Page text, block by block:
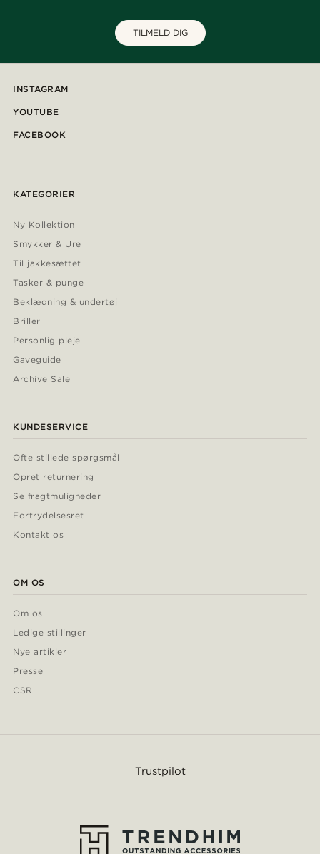
TILMELD DIG
INSTAGRAM
YOUTUBE
FACEBOOK
KATEGORIER
Ny Kollektion
Smykker & Ure
Til jakkesættet
Tasker & punge
Beklædning & undertøj
Briller
Personlig pleje
Gaveguide
Archive Sale
KUNDESERVICE
Ofte stillede spørgsmål
Opret returnering
Se fragtmuligheder
Fortrydelsesret
Kontakt os
OM OS
Om os
Ledige stillinger
Nye artikler
Presse
CSR
Trustpilot